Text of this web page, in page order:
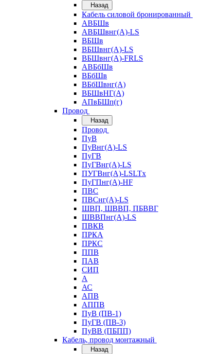
Назад
Кабель силовой бронированный
АВБШв
АВБШвнг(А)-LS
ВБШв
ВБШвнг(А)-LS
ВБШвнг(А)-FRLS
АВБбШв
ВБбШв
ВБбШвнг(А)
ВБШвНГ(А)
АПвБШп(г)
Провод
Назад
Провод
ПуВ
ПуВнг(А)-LS
ПуГВ
ПуГВнг(А)-LS
ПУГВнг(А)-LSLTx
ПуГПнг(А)-HF
ПВС
ПВСнг(А)-LS
ШВП, ШВВП, ПБВВГ
ШВВПнг(А)-LS
ПВКВ
ПРКА
ПРКС
ППВ
ПАВ
СИП
А
АС
АПВ
АППВ
ПуВ (ПВ-1)
ПуГВ (ПВ-3)
ПуВВ (ПБПП)
Кабель, провод монтажный
Назад